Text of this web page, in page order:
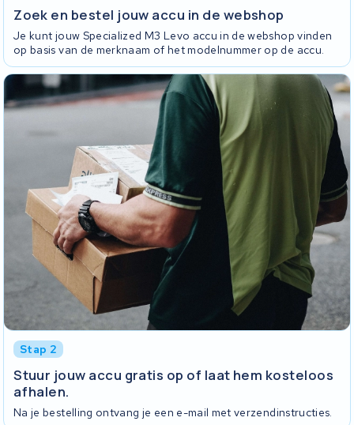
Zoek en bestel jouw accu in de webshop
Je kunt jouw Specialized M3 Levo accu in de webshop vinden
op basis van de merknaam of het modelnummer op de accu.
Stap 2
Stuur jouw accu gratis op of laat hem kosteloos
afhalen.
Na je bestelling ontvang je een e-mail met verzendinstructies.